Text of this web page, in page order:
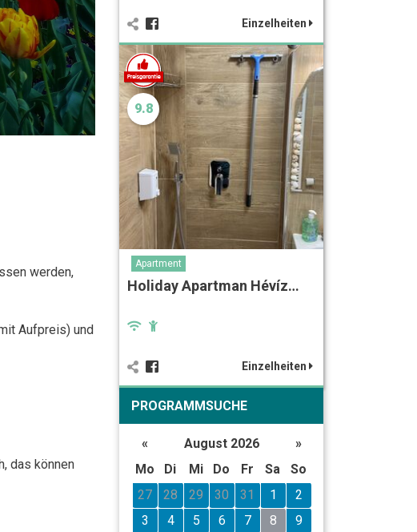
werden,
Aufpreis) und
das können
Einzelheiten
9.8
Apartment
Holiday Apartman Hévíz…
Einzelheiten
PROGRAMMSUCHE
« August 2026
»
Mo
Di Mi Do Fr Sa
So
27
28 29 30 31 1
2
3
4 5 6 7 8
9